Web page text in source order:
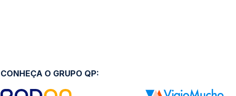
CONHEÇA O GRUPO QP: